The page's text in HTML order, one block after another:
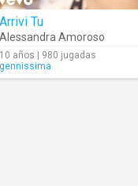
Arrivi Tu
Alessandra Amoroso
10 años | 980 jugadas
gennissima